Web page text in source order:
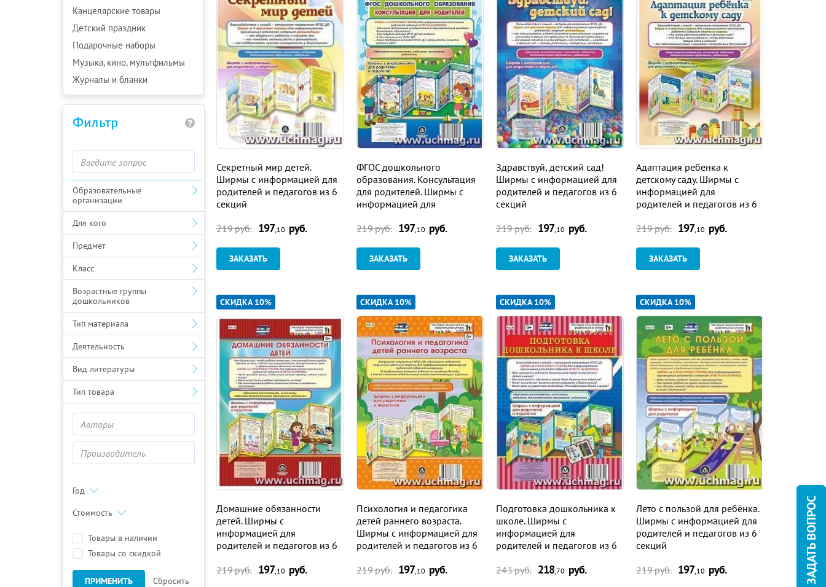
Канцелярские товары
Детский праздник
Подарочные наборы
Музыка, кино, мультфильмы
Журналы и бланки
Фильтр
Образовательные
организации
Для кого
Предмет
Класс
Возрастные группы
дошкольников
Тип материала
Деятельность
Вид литературы
Тип товара
Год
Стоимость
Товары в наличии
Товары со скидкой
ПРИМЕНИТЬ Сбросить
Секретный мир детей.
Ширмы с информацией для
родителей и педагогов из 6
секций
219руб. 197,10 руб.
ЗАКАЗАТЬ
ФГОС дошкольного
образования. Консультация
для родителей. Ширмы с
информацией для
секций
219руб. 197,10 руб.
ЗАКАЗАТЬ
Здравствуй, детский сад!
Ширмы с информацией для
родителей и педагогов из 6
секций
219руб. 197,10 руб.
ЗАКАЗАТЬ
Адаптация ребенка к
детскому саду. Ширмы с
информацией для
родителей и педагогов из 6
219руб. 197,10 руб.
ЗАКАЗАТЬ
СКИДКА 10%
Домашние обязанности
детей. Ширмы с
информацией для
родителей и педагогов из 6
219руб. 197 ,10 руб.
СКИДКА 10%
Психология и педагогика
детей раннего возраста.
Ширмы с информацией для
родителей и педагогов из 6
219руб. 197,10 руб.
СКИДКА 10%
Подготовка дошкольника к
школе. Ширмы с
информацией для
родителей и педагогов из 6
243руб. 218,70 руб.
СКИДКА 10%
Лето с пользой для ребёнка.
Ширмы с информацией для
родителей и педагогов из 6
секций
219руб. 197,10 руб. ЗАДАТЬ ВОПРОС